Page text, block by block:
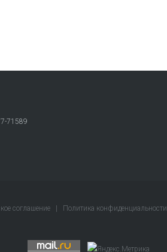
71589
соглашение Политика конфиденциальности